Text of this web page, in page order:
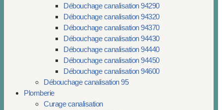
Débouchage canalisation 94290
Débouchage canalisation 94320
Débouchage canalisation 94370
Débouchage canalisation 94430
Débouchage canalisation 94440
Débouchage canalisation 94450
Débouchage canalisation 94600
Débouchage canalisation 95
Plomberie
Curage canalisation